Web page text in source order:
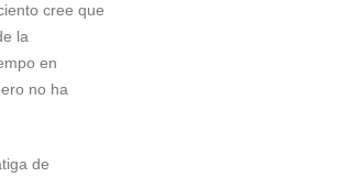
cree que
la
en
no ha
de